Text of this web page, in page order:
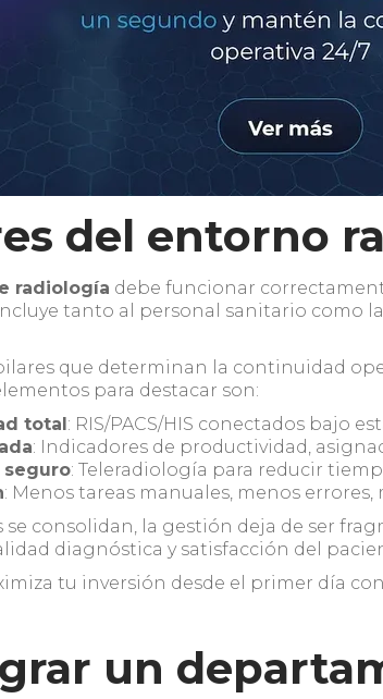
del entorno
radiología debe funcionar
tanto al personal sanitario como
que determinan la continuidad
para destacar son:
total: RIS/PACS/HIS conectados bajo
: Indicadores de productividad,
seguro: Teleradiología para reducir
: Menos tareas manuales, menos
se consolidan, la gestión deja de ser
diagnóstica y satisfacción del
tu inversión desde el primer día con
un